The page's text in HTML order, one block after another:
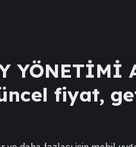
YÖNETİMİ
fiyat,